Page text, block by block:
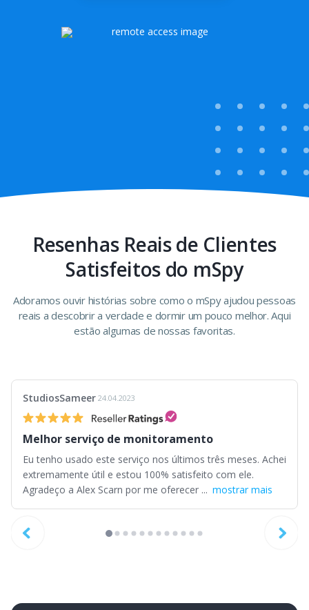
Resenhas Reais de Clientes
Satisfeitos do mSpy
Adoramos ouvir histórias sobre como o mSpy ajudou pessoas
reais a descobrir a verdade e dormir um pouco melhor. Aqui
estão algumas de nossas favoritas.
StudiosSameer 24.04.2023
Melhor serviço de monitoramento
Eu tenho usado este serviço nos últimos três meses. Achei
extremamente útil e estou 100% satisfeito com ele.
Agradeço a Alex Scarn por me oferecer ... mostrar mais